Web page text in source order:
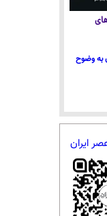
به وضوح
ایران